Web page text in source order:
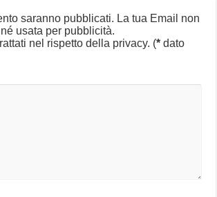
saranno pubblicati. La tua Email non
usata per pubblicità.
nel rispetto della privacy. (* dato